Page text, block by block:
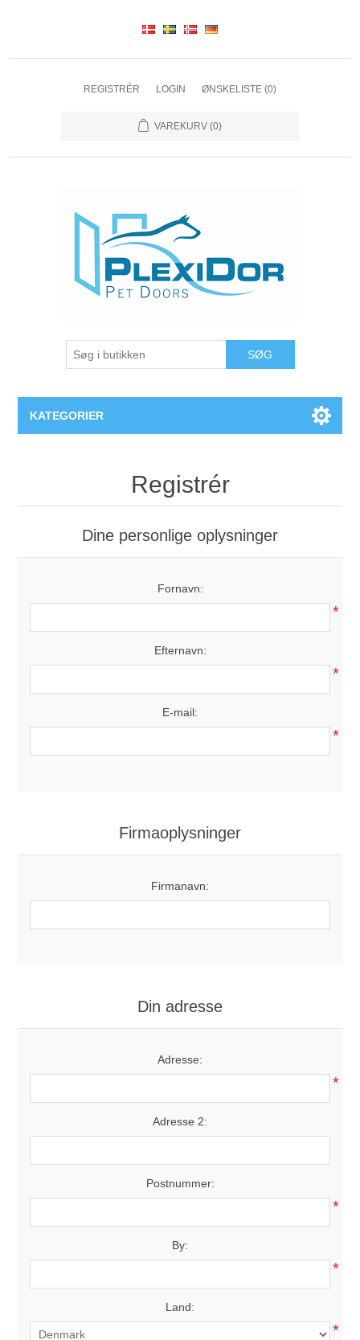
REGISTRÉR LOGIN ØNSKELISTE (0)
VAREKURV (0)
SØG
KATEGORIER
Registrér
Dine personlige oplysninger
Fornavn:
*
Efternavn:
*
E-mail:
*
Firmaoplysninger
Firmanavn:
Din adresse
Adresse:
*
Adresse 2:
Postnummer:
*
By:
*
Land:
*